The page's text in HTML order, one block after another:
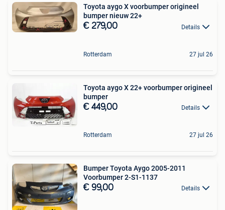
Toyota aygo X voorbumper origineel
bumper nieuw 22+
€ 279,00 Details
Rotterdam 27 jul 26
Toyota aygo X 22+ voorbumper origineel
bumper
€ 449,00 Details
Rotterdam 27 jul 26
Bumper Toyota Aygo 2005-2011
Voorbumper 2-S1-1137
€ 99,00 Details